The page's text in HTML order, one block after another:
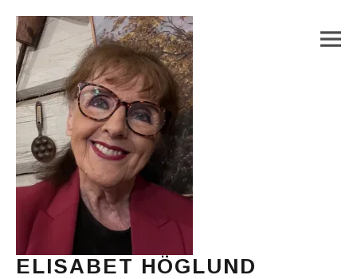
ELISABET HÖGLUND